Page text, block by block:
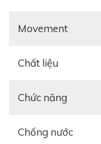
Movement
Chất liệu
Chức năng
Chống nước